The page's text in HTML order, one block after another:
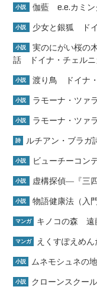
小説 伽藍 e.e.カミン
小説 少女と銀狐 ド
小説
実のにがい桜の
話 ドイナ・チェルニ
小説 渡り鳥 ドイナ
小説 ラモーナ・ツァ
小説 ラモーナ・ツァ
詩 ルチアン・ブラガ
小説 ビューチーコン
小説 虚構探偵―『三
小説 物語健康法（入
マンガ キノコの森 遠
マンガ えくすぽえめ
小説 ムネモシュネの
小説 クローンスクー